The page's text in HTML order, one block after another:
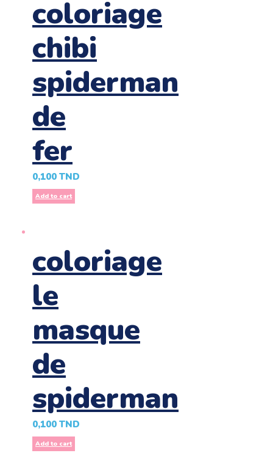
coloriage
chibi
spiderman
de
fer
0,100 TND
Add to cart
coloriage
le
masque
de
spiderman
0,100 TND
Add to cart